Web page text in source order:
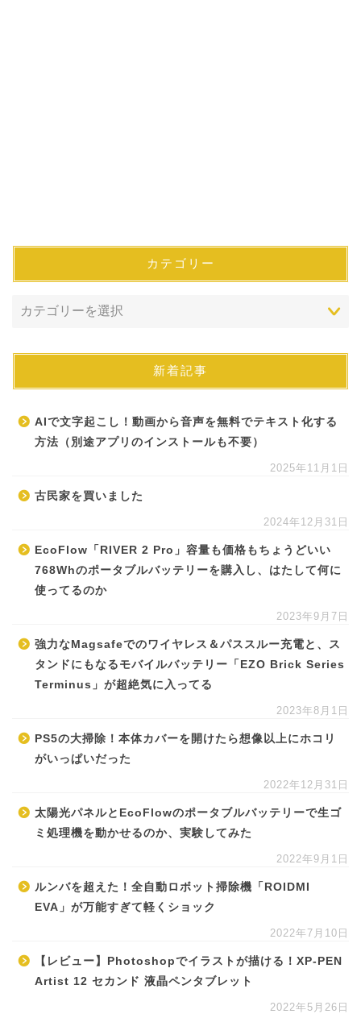
カテゴリー
新着記事
AIで文字起こし！動画から音声を無料でテキスト化する
方法（別途アプリのインストールも不要）
2025年11月1日
古民家を買いました
2024年12月31日
EcoFlow「RIVER 2 Pro」容量も価格もちょうどいい
768Whのポータブルバッテリーを購入し、はたして何に
使ってるのか
2023年9月7日
強力なMagsafeでのワイヤレス＆パススルー充電と、ス
タンドにもなるモバイルバッテリー「EZO Brick Series
Terminus」が超絶気に入ってる
2023年8月1日
PS5の大掃除！本体カバーを開けたら想像以上にホコリ
がいっぱいだった
2022年12月31日
太陽光パネルとEcoFlowのポータブルバッテリーで生ゴ
ミ処理機を動かせるのか、実験してみた
2022年9月1日
ルンバを超えた！全自動ロボット掃除機「ROIDMI
EVA」が万能すぎて軽くショック
2022年7月10日
【レビュー】Photoshopでイラストが描ける！XP-PEN
Artist 12 セカンド 液晶ペンタブレット
2022年5月26日